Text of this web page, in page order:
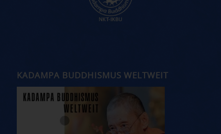
KADAMPA BUDDHISMUS WELTWEIT